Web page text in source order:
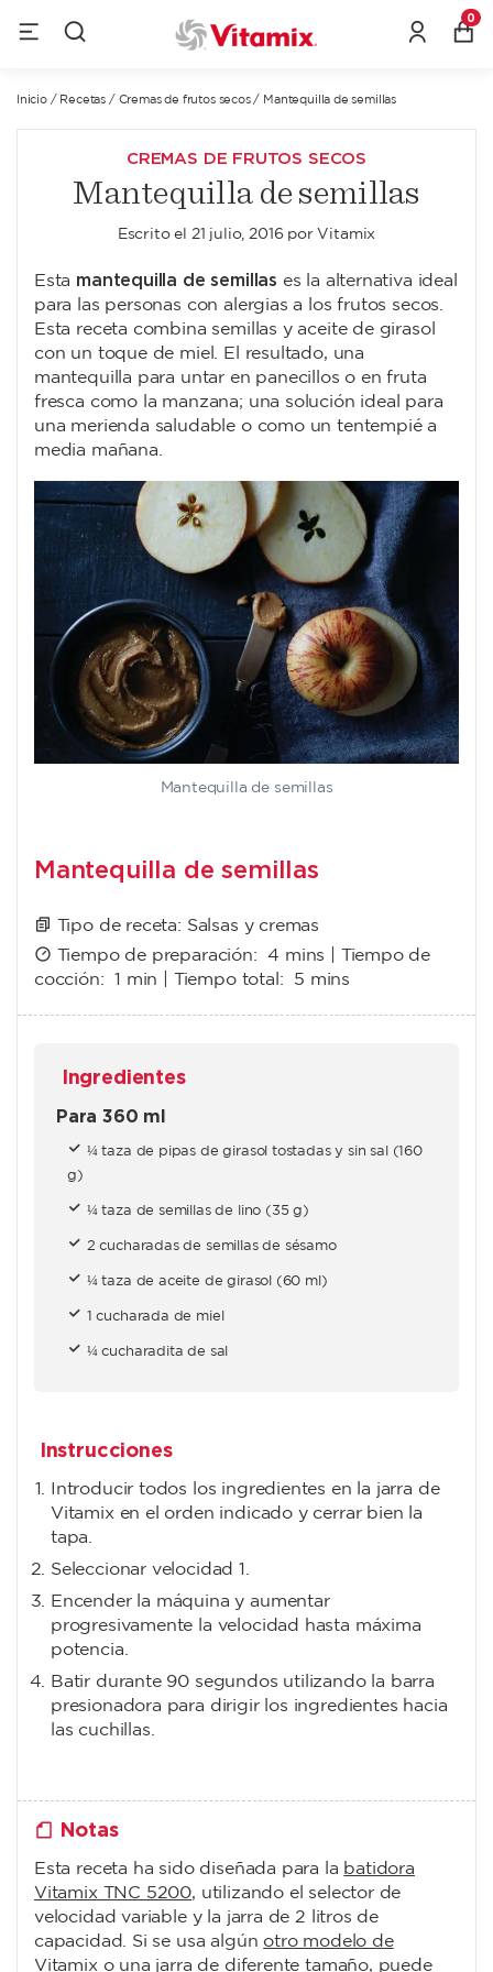
0
Inicio/ Recetas / Cremas de frutos secos/ Mantequilla de semillas
CREMAS DE FRUTOS SECOS
Mantequilla de semillas
Escrito el 21 julio, 2016por Vitamix
Esta mantequilla de semillas es la alternativa ideal
para las personas con alergias a los frutos secos.
Esta receta combina semillas y aceite de girasol
con un toque de miel. El resultado, una
mantequilla para untar en panecillos o en fruta
fresca como la manzana; una solución ideal para
una merienda saludable o como un tentempié a
media mañana.
Mantequilla de semillas
Mantequilla de semillas
Tipo de receta: Salsas y cremas
Tiempo de preparación:4 mins | Tiempo de
cocción:1 min | Tiempo total: 5 mins
Ingredientes
Para 360 ml
¼ taza de pipas de girasol tostadas y sin sal (160
g)
¼ taza de semillas de lino (35 g)
2 cucharadas de semillas de sésamo
¼ taza de aceite de girasol (60 ml)
1 cucharada de miel
¼ cucharadita de sal
Instrucciones
Introducir todos los ingredientes en la jarra de
Vitamix en el orden indicado y cerrar bien la
tapa.
Seleccionar velocidad 1.
Encender la máquina y aumentar
progresivamente la velocidad hasta máxima
potencia.
Batir durante 90 segundos utilizando la barra
presionadora para dirigir los ingredientes hacia
las cuchillas.
Notas
Esta receta ha sido diseñada para la batidora
Vitamix TNC 5200, utilizando el selector de
velocidad variable y la jarra de 2 litros de
capacidad. Si se usa algún otro modelo de
Vitamixo una jarra de diferente tamaño, puede